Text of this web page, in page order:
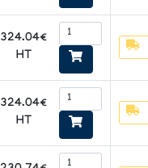
324.04€
HT
324.04€
HT